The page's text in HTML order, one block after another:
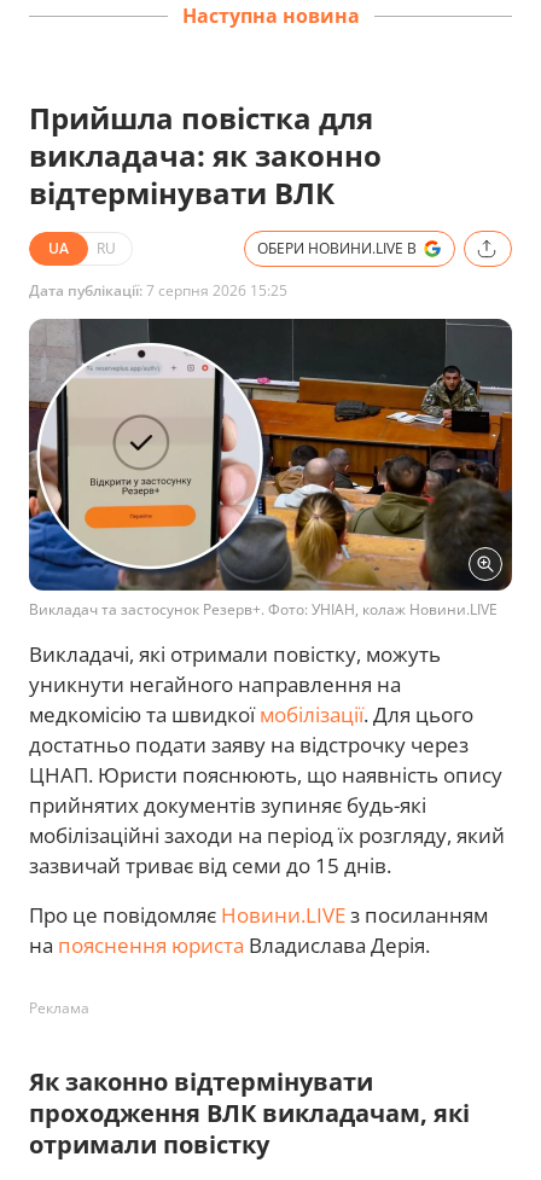
Наступна новина
Прийшла повістка для
викладача: як законно
відтермінувати ВЛК
UA RU ОБЕРИ НОВИНИ.LIVE В
Дата публікації:7 серпня 2026 15:25
Викладач та застосунок Резерв+. Фото: УНІАН, колаж Новини.LIVE
Викладачі, які отримали повістку, можуть
уникнути негайного направлення на
медкомісію та швидкоїмобілізації. Для цього
достатньо подати заяву на відстрочку через
ЦНАП. Юристи пояснюють, що наявність опису
прийнятих документів зупиняє будь-які
мобілізаційні заходи на період їх розгляду, який
зазвичай триває від семи до 15 днів.
Про це повідомляє Новини.LIVEз посиланням
на пояснення юриста Владислава Дерія.
Реклама
Як законно відтермінувати
проходження ВЛК викладачам, які
отримали повістку